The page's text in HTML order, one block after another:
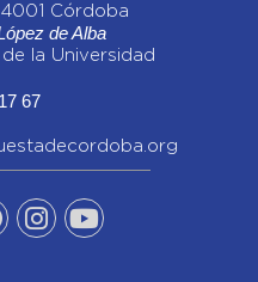
Córdoba
de Alba
la Universidad
67